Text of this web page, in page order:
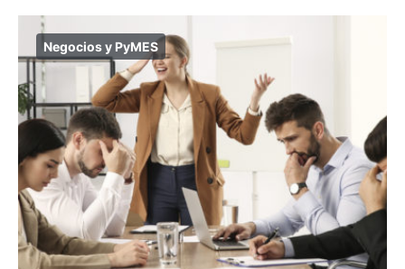
Negocios y PyMES